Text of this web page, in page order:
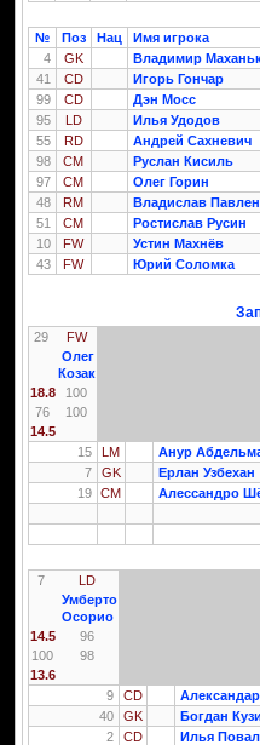
№ Поз Нац Имя игрока
4
GK Владимир
41
CD Игорь Гончар
99
CD Дэн Мосс
95
LD Илья Удодов
55
RD Андрей Сахневич
98
CM Руслан Кисиль
97
CM Олег Горин
48
RM Владислав
51
CM Ростислав Русин
10
FW Устин Махнёв
43
FW Юрий Соломка
29
FW
Олег
Козак
18.8
100
76
100
14.5
15
LM Анур
7
GK Ерлан Узбехан
19
CM Алессандро
7
LD
Умберто
Осорио
14.5
96
100
98
13.6
9
CD
40
GK Богдан
2
CD Илья